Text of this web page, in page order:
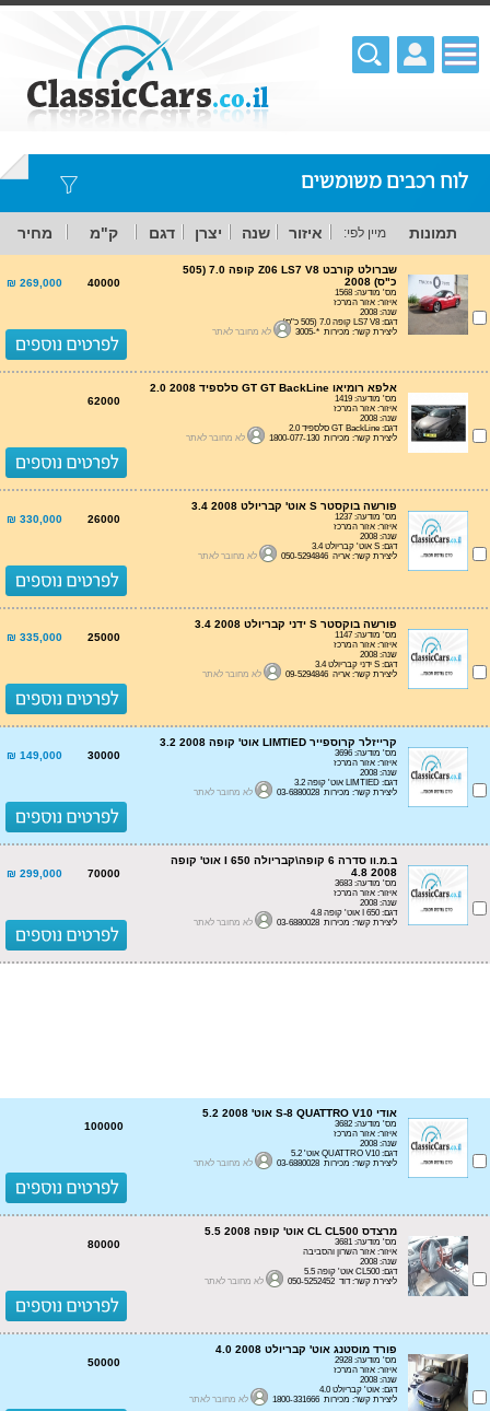
לוח רכבים משומשים
תמונות מיין לפי: איזור שנה יצרן דגם ק"מ מחיר
שברולט קורבט Z06 LS7 V8 קופה 7.0 (505
כ"ס) 2008
מס' מודעה: 1568
איזור: אזור המרכז
שנה: 2008
דגם: LS7 V8 קופה 7.0 (505 כ"ס)
ליצירת קשר: מכירות *-3005
לא מחובר לאתר
40000
269,000 ₪
אלפא רומיאו GT GT BackLine סלספיד 2.0 2008
מס' מודעה: 1419
איזור: אזור המרכז
שנה: 2008
דגם: GT BackLine סלספיד 2.0
ליצירת קשר: מכירות 1800-077-130
לא מחובר לאתר
62000
פורשה בוקסטר S אוט' קבריולט 3.4 2008
מס' מודעה: 1237
איזור: אזור המרכז
שנה: 2008
דגם: S אוט' קבריולט 3.4
ליצירת קשר: אריה 050-5294846
לא מחובר לאתר
26000
330,000 ₪
פורשה בוקסטר S ידני קבריולט 3.4 2008
מס' מודעה: 1147
איזור: אזור המרכז
שנה: 2008
דגם: S ידני קבריולט 3.4
ליצירת קשר: אריה 09-5294846
לא מחובר לאתר
25000
335,000 ₪
קרייזלר קרוספייר LIMTIED אוט' קופה 3.2 2008
מס' מודעה: 3696
איזור: אזור המרכז
שנה: 2008
דגם: LIMTIED אוט' קופה 3.2
ליצירת קשר: מכירות 03-6880028
לא מחובר לאתר
30000
149,000 ₪
ב.מ.וו סדרה 6 קופה\קבריולה I 650 אוט' קופה
4.8 2008
מס' מודעה: 3683
איזור: אזור המרכז
שנה: 2008
דגם: I 650 אוט' קופה 4.8
ליצירת קשר: מכירות 03-6880028
לא מחובר לאתר
70000
299,000 ₪
אודי S-8 QUATTRO V10 אוט' 5.2 2008
מס' מודעה: 3682
איזור: אזור המרכז
שנה: 2008
דגם: QUATTRO V10 אוט' 5.2
ליצירת קשר: מכירות 03-6880028
לא מחובר לאתר
100000
מרצדס CL CL500 אוט' קופה 5.5 2008
מס' מודעה: 3681
איזור: אזור השרון והסביבה
שנה: 2008
דגם: CL500 אוט' קופה 5.5
ליצירת קשר: דוד 050-5252452
לא מחובר לאתר
80000
פורד מוסטנג אוט' קבריולט 4.0 2008
מס' מודעה: 2928
איזור: אזור המרכז
שנה: 2008
דגם: אוט' קבריולט 4.0
ליצירת קשר: מכירות 1800-331666
לא מחובר לאתר
50000